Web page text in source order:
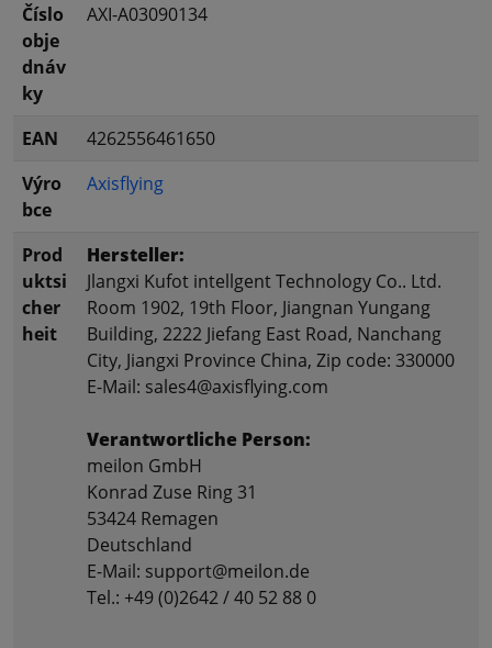
Číslo
obje
dnáv
ky
AXI-A03090134
EAN
4262556461650
Výro
bce
Axisflying
Prod
uktsi
cher
heit
Hersteller:
Jlangxi Kufot intellgent Technology Co.. Ltd.
Room 1902, 19th Floor, Jiangnan Yungang
Building, 2222 Jiefang East Road, Nanchang
City, Jiangxi Province China, Zip code: 330000
E-Mail: sales4@axisflying.com
Verantwortliche Person:
meilon GmbH
Konrad Zuse Ring 31
53424 Remagen
Deutschland
E-Mail: support@meilon.de
Tel.: +49 (0)2642 / 40 52 88 0